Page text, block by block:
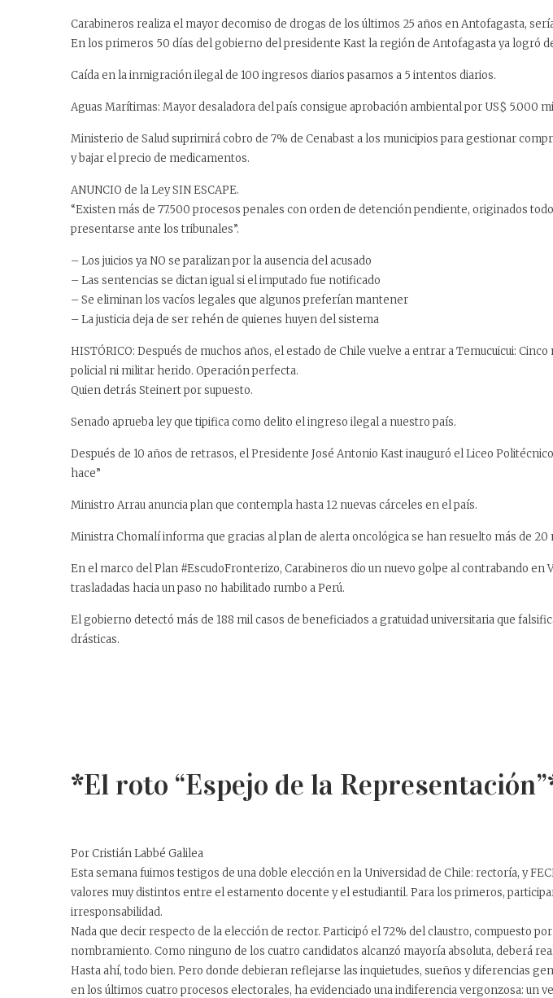
Carabineros realiza el mayor decomiso de drogas de los últimos 25 años en Antofagasta,
En los primeros 50 días del gobierno del presidente Kast la región de Antofagasta ya logró
Caída en la inmigración ilegal de 100 ingresos diarios pasamos a 5 intentos diarios.
Aguas Marítimas: Mayor desaladora del país consigue aprobación ambiental por US$ 5.000
Ministerio de Salud suprimirá cobro de 7% de Cenabast a los municipios para gestionar
y bajar el precio de medicamentos.
ANUNCIO de la Ley SIN ESCAPE.
“Existen más de 77.500 procesos penales con orden de detención pendiente, originados
presentarse ante los tribunales”.
– Los juicios ya NO se paralizan por la ausencia del acusado
– Las sentencias se dictan igual si el imputado fue notificado
– Se eliminan los vacíos legales que algunos preferían mantener
– La justicia deja de ser rehén de quienes huyen del sistema
HISTÓRICO: Después de muchos años, el estado de Chile vuelve a entrar a Temucuicui:
policial ni militar herido. Operación perfecta.
Quien detrás Steinert por supuesto.
Senado aprueba ley que tipifica como delito el ingreso ilegal a nuestro país.
Después de 10 años de retrasos, el Presidente José Antonio Kast inauguró el Liceo
hace”
Ministro Arrau anuncia plan que contempla hasta 12 nuevas cárceles en el país.
Ministra Chomalí informa que gracias al plan de alerta oncológica se han resuelto más de
En el marco del Plan #EscudoFronterizo, Carabineros dio un nuevo golpe al contrabando
trasladadas hacia un paso no habilitado rumbo a Perú.
El gobierno detectó más de 188 mil casos de beneficiados a gratuidad universitaria que
drásticas.
*El roto “Espejo de la
Por Cristián Labbé Galilea
Esta semana fuimos testigos de una doble elección en la Universidad de Chile: rectoría, y
valores muy distintos entre el estamento docente y el estudiantil. Para los primeros,
irresponsabilidad.
Nada que decir respecto de la elección de rector. Participó el 72% del claustro, compuesto
nombramiento. Como ninguno de los cuatro candidatos alcanzó mayoría absoluta, deberá
Hasta ahí, todo bien. Pero donde debieran reflejarse las inquietudes, sueños y diferencias
en los últimos cuatro procesos electorales, ha evidenciado una indiferencia vergonzosa: un